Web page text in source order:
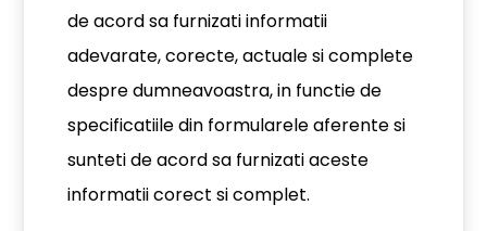
de acord sa furnizati informatii
adevarate, corecte, actuale si complete
despre dumneavoastra, in functie de
specificatiile din formularele aferente si
sunteti de acord sa furnizati aceste
informatii corect si complet.